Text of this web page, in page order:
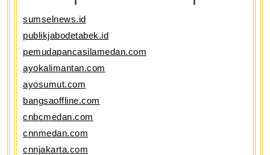
sumselnews.id
publikjabodetabek.id
pemudapancasilamedan.com
ayokalimantan.com
ayosumut.com
bangsaoffline.com
cnbcmedan.com
cnnmedan.com
cnnjakarta.com